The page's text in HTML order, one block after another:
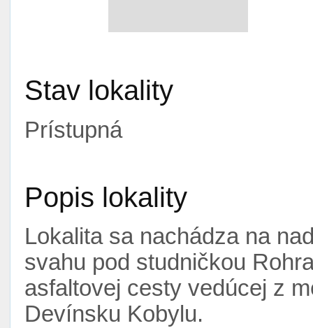
Stav lokality
Prístupná
Popis lokality
Lokalita sa nachádza na
svahu pod studničkou
asfaltovej cesty vedúcej z
Devínsku Kobylu.